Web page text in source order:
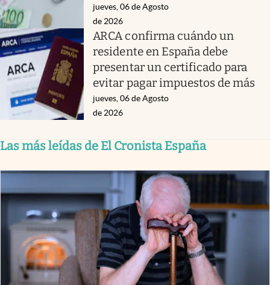
jueves, 06 de Agosto
de 2026
ARCA confirma cuándo un
residente en España debe
presentar un certificado para
evitar pagar impuestos de más
jueves, 06 de Agosto
de 2026
Las más leídas de El Cronista España